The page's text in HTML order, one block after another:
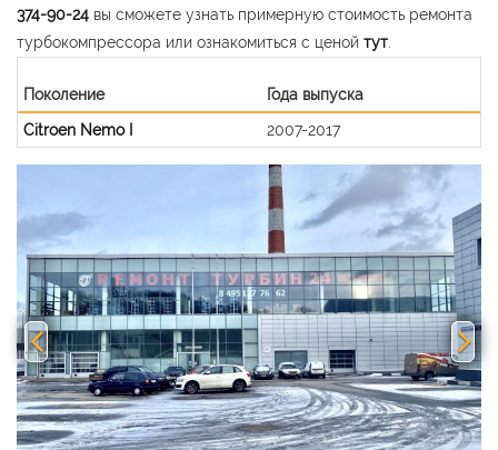
374-90-24 вы сможете узнать примерную стоимость ремонта
турбокомпрессора или ознакомиться с ценой тут
Поколение
Года выпуска
Citroen Nemo I
2007-2017